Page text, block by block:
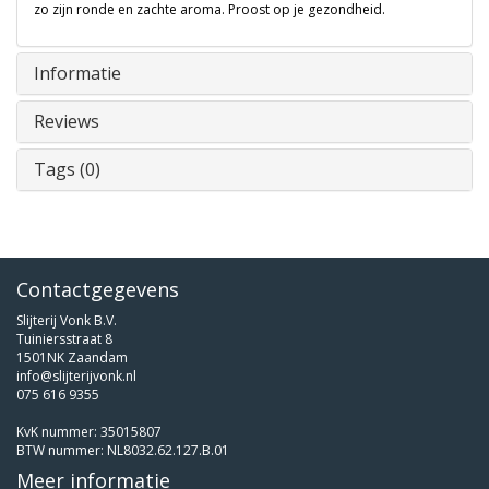
zo zijn ronde en zachte aroma. Proost op je gezondheid.
Informatie
Reviews
Tags (0)
Contactgegevens
Slijterij Vonk B.V.
Tuiniersstraat 8
1501NK Zaandam
info@slijterijvonk.nl
075 616 9355
KvK nummer: 35015807
BTW nummer: NL8032.62.127.B.01
Meer informatie